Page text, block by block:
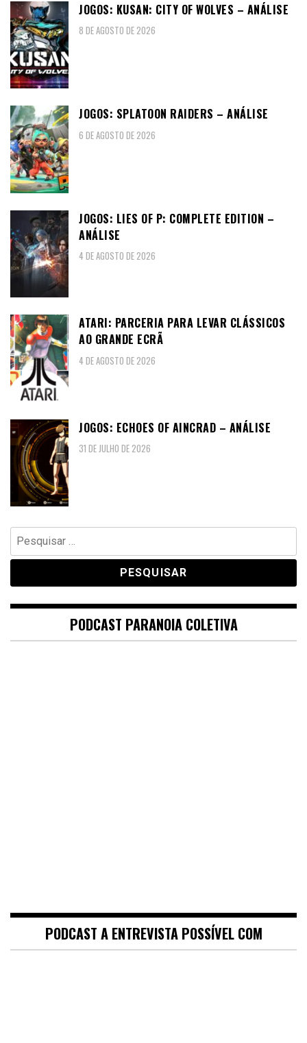
JOGOS: KUSAN: CITY OF WOLVES – ANÁLISE
8 DE AGOSTO DE 2026
JOGOS: SPLATOON RAIDERS – ANÁLISE
6 DE AGOSTO DE 2026
JOGOS: LIES OF P: COMPLETE EDITION –
ANÁLISE
4 DE AGOSTO DE 2026
ATARI: PARCERIA PARA LEVAR CLÁSSICOS
AO GRANDE ECRÃ
4 DE AGOSTO DE 2026
JOGOS: ECHOES OF AINCRAD – ANÁLISE
31 DE JULHO DE 2026
Pesquisar
por:
PODCAST PARANOIA COLETIVA
PODCAST A ENTREVISTA POSSÍVEL COM